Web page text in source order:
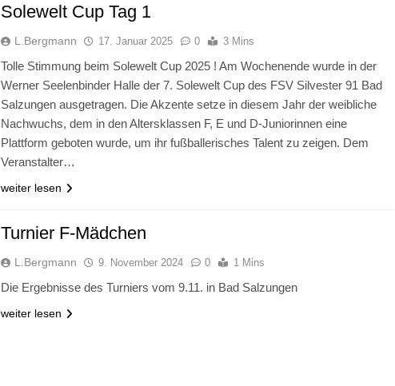
Solewelt Cup Tag 1
L.Bergmann 17. Januar 2025 0 3 Mins
Tolle Stimmung beim Solewelt Cup 2025 ! Am Wochenende wurde in der
Werner Seelenbinder Halle der 7. Solewelt Cup des FSV Silvester 91 Bad
Salzungen ausgetragen. Die Akzente setze in diesem Jahr der weibliche
Nachwuchs, dem in den Altersklassen F, E und D-Juniorinnen eine
Plattform geboten wurde, um ihr fußballerisches Talent zu zeigen. Dem
Veranstalter…
weiter lesen
Turnier F-Mädchen
L.Bergmann 9. November 2024 0 1 Mins
Die Ergebnisse des Turniers vom 9.11. in Bad Salzungen
weiter lesen